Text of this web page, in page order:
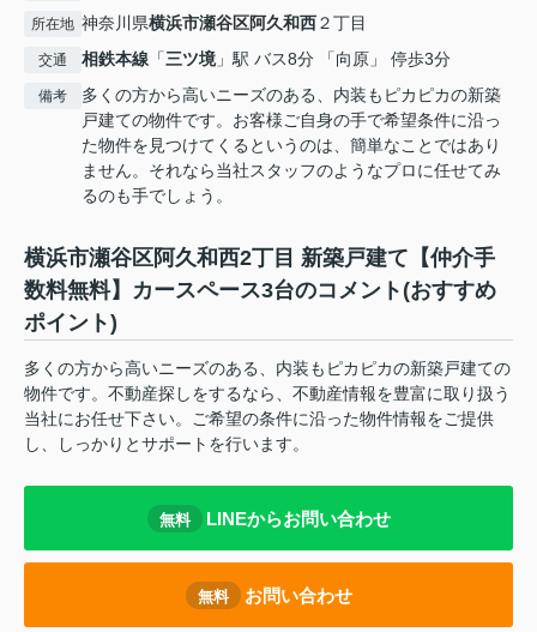
所在地 神奈川県横浜市瀬谷区阿久和西２丁目
交通 相鉄本線 「三ツ境」駅 バス8分 「向原」 停歩3分
備考
多くの方から高いニーズのある、内装もピカピカの新築
戸建ての物件です。お客様ご自身の手で希望条件に沿っ
た物件を見つけてくるというのは、簡単なことではあり
ません。それなら当社スタッフのようなプロに任せてみ
るのも手でしょう。
横浜市瀬谷区阿久和西2丁目 新築戸建て【仲介手
数料無料】カースペース3台のコメント(おすすめ
ポイント)
多くの方から高いニーズのある、内装もピカピカの新築戸建ての
物件です。不動産探しをするなら、不動産情報を豊富に取り扱う
当社にお任せ下さい。ご希望の条件に沿った物件情報をご提供
し、しっかりとサポートを行います。
無料 LINEからお問い合わせ
無料 お問い合わせ